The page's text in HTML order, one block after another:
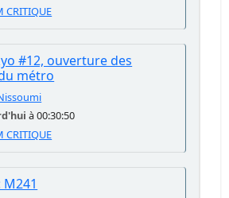
CRITIQUE
#12, ouverture des
métro
à 00:30:50
CRITIQUE
M241